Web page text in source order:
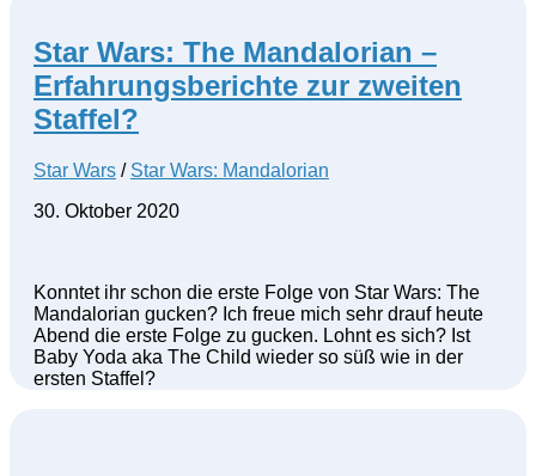
Star Wars: The Mandalorian –
Erfahrungsberichte zur zweiten
Staffel?
Star Wars / Star Wars: Mandalorian
30. Oktober 2020
Konntet ihr schon die erste Folge von Star Wars: The
Mandalorian gucken? Ich freue mich sehr drauf heute
Abend die erste Folge zu gucken. Lohnt es sich? Ist
Baby Yoda aka The Child wieder so süß wie in der
ersten Staffel?